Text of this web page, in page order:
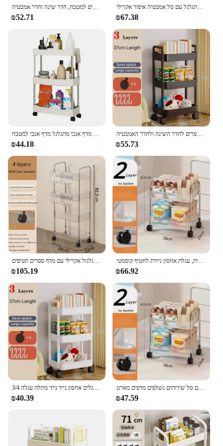
מדף אחסון עגלות קטנות מרובות שכבות לבית עם גלגלים למטבח, חדר שינה וחדר אמבטיה
₪52.71
אחסון שקוף מתלה עגלת אקריליק שקוף עגלת מתגלגל עם סל אמבטיה איפור אקרילי
₪67.38
עגלת אחסון רב תכליתית קיבולת גבוהה לחסוך שטח 3/4-שכבת אחסון נייד קומה-עומד מדף אנכי מתגלגל מדף אנכי למטבח
₪44.18
ארגונים למטבח ומדף אחסון עגלת ניידת מארגן מדף אחסון עגלת גלגלים מדף ספרים לחדר השינה ולחדר האמבטיה
₪55.73
₪105.19
שירות רב שכבתי סל קטן, עגלת אחסון שקופה עם ידית, עגלת אחסון ניידת לחטיף קוסמטי
₪66.92
₪40.39
אחסון שקוף עגלה מתגלגל אקריליק מתגלגל עם סל שירותים נשלפים מדפים מארגן
₪47.59